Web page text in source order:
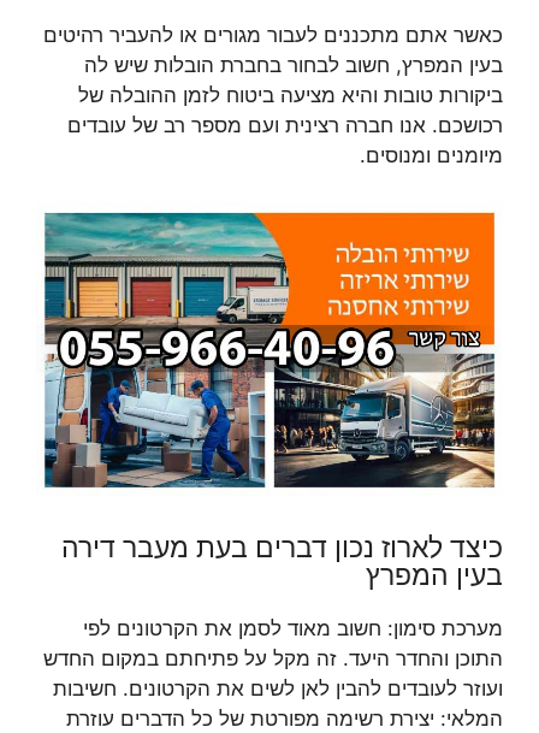
כאשר אתם מתכננים לעבור מגורים או להעביר רהיטים
בעין המפרץ, חשוב לבחור בחברת הובלות שיש לה
ביקורות טובות והיא מציעה ביטוח לזמן ההובלה של
רכושכם. אנו חברה רצינית ועם מספר רב של עובדים
מיומנים ומנוסים.
כיצד לארוז נכון דברים בעת מעבר דירה
בעין המפרץ
מערכת סימון: חשוב מאוד לסמן את הקרטונים לפי
התוכן והחדר היעד. זה מקל על פתיחתם במקום החדש
ועוזר לעובדים להבין לאן לשים את הקרטונים. חשיבות
המלאי: יצירת רשימה מפורטת של כל הדברים עוזרת